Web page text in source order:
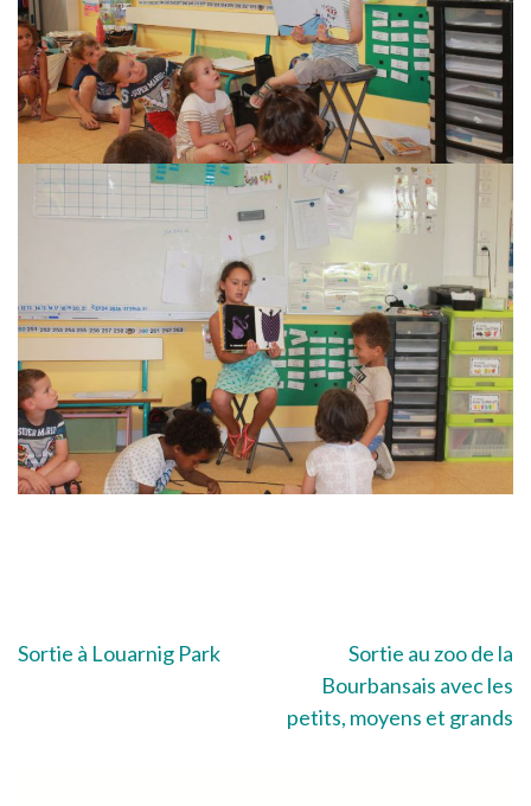
Navigation
Sortie à Louarnig Park
Sortie au zoo de la
Bourbansais avec les
petits, moyens et grands